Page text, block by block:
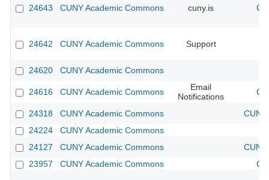
24643 CUNY Academic Commons cuny.is
24642 CUNY Academic Commons Support
24620 CUNY Academic Commons
24616 CUNY Academic Commons
Email
Notifications
24318 CUNY Academic Commons
24224
CUNY Academic Commons
24127
CUNY Academic Commons
23957
CUNY Academic Commons